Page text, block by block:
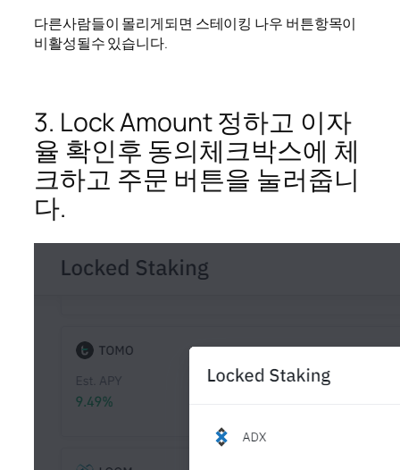
다른사람들이 몰리게되면 스테이킹 나우 버튼항목이
비활성될수 있습니다.
3. Lock Amount 정하고 이자
율 확인후 동의체크박스에 체
크하고 주문 버튼을 눌러줍니
다.